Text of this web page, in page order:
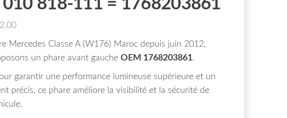
010 818-111 = 1768203861
Mercedes Classe A (W176) Maroc depuis juin 2012,
un phare avant gauche OEM 1768203861.
garantir une performance lumineuse supérieure et un
précis, ce phare améliore la visibilité et la sécurité de